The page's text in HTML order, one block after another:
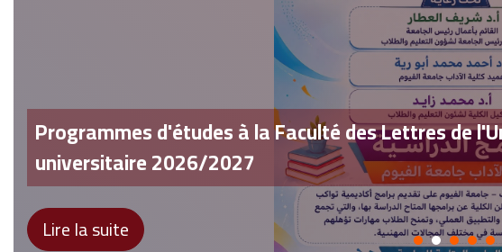
Programmes d'études à la Faculté des Lettres de
universitaire 2026/2027
Lire la suite
Félicitations spéciales
Lire la suite